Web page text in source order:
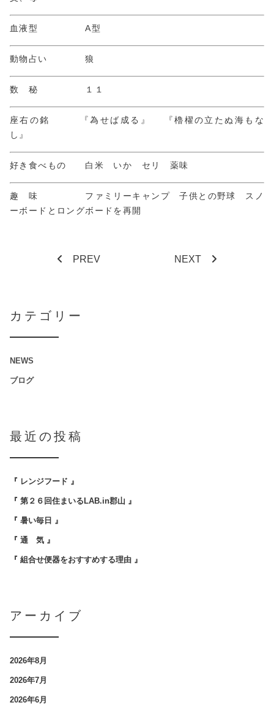
血液型 A型
動物占い 狼
数 秘 １１
座右の銘 『為せば成る』 『櫓櫂の立たぬ海もな
し』
好き食べもの 白米 いか セリ 薬味
趣 味 ファミリーキャンプ 子供との野球 スノ
ーボードとロングボードを再開
PREV NEXT
カテゴリー
NEWS
ブログ
最近の投稿
『 レンジフード 』
『 第２６回住まいるLAB.in郡山 』
『 暑い毎日 』
『 通 気 』
『 組合せ便器をおすすめする理由 』
アーカイブ
2026年8月
2026年7月
2026年6月